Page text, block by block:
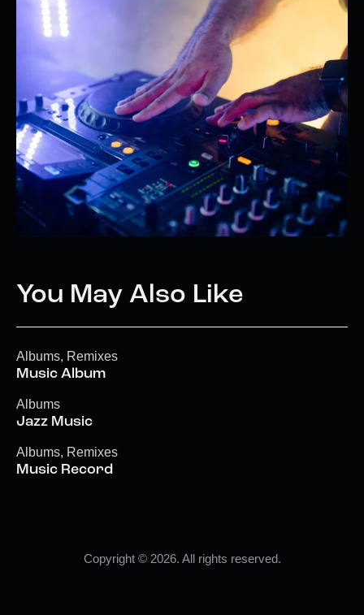
You May Also Like
Albums, Remixes
Music Album
Albums
Jazz Music
Albums, Remixes
Music Record
Copyright © 2026. All rights reserved.